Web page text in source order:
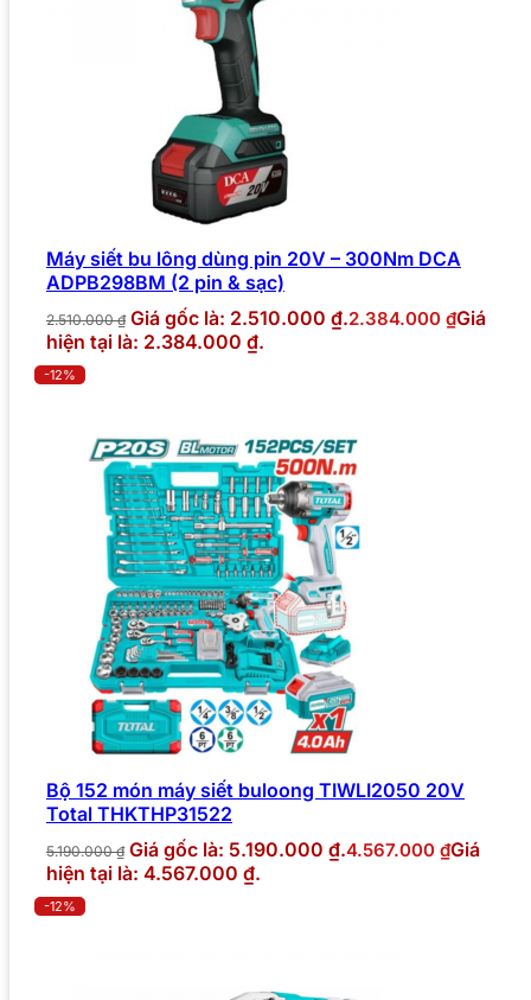
Máy siết bu lông dùng pin 20V – 300Nm DCA
ADPB298BM (2 pin & sạc)
2.510.000₫ Giá gốc là: 2.510.000 ₫.2.384.000 ₫Giá
hiện tại là: 2.384.000 ₫.
-12%
Bộ 152 món máy siết buloong TIWLI2050 20V
Total THKTHP31522
5.190.000₫ Giá gốc là: 5.190.000 ₫.4.567.000 ₫Giá
hiện tại là: 4.567.000 ₫.
-12%